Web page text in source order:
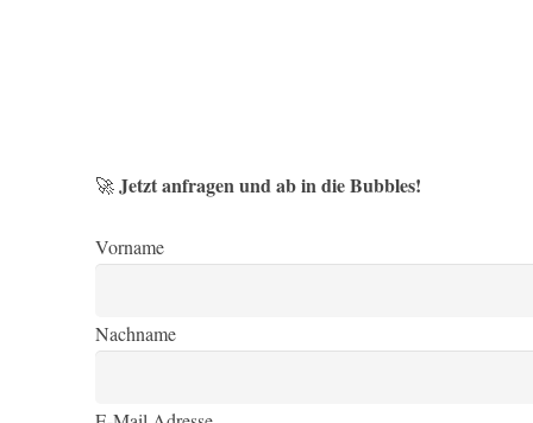
🚀Jetzt anfragen und ab in die Bubbles!
Vorname
Nachname